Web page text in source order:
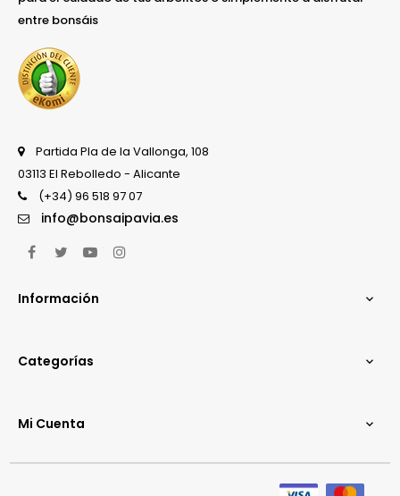
entre bonsáis
Partida Pla de la Vallonga, 108
03113 El Rebolledo - Alicante
(+34) 96 518 97 07
info@bonsaipavia.es
FacebookTwitterYouTube
Información 
Categorías 
Mi Cuenta 